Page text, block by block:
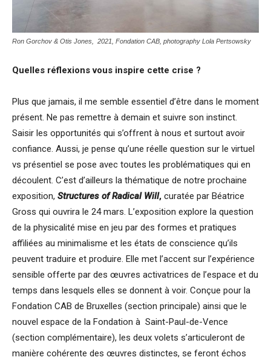
Ron Gorchov & Otis Jones, 2021, Fondation CAB, photography Lola Pertsowsky
Quelles réflexions vous inspire cette crise ?
Plus que jamais, il me semble essentiel d’être dans le moment
présent. Ne pas remettre à demain et suivre son instinct.
Saisir les opportunités qui s’offrent à nous et surtout avoir
confiance. Aussi, je pense qu’une réelle question sur le virtuel
vs présentiel se pose avec toutes les problématiques qui en
découlent. C’est d’ailleurs la thématique de notre prochaine
exposition, Structures of Radical Will, curatée par Béatrice
Gross qui ouvrira le 24 mars. L’exposition explore la question
de la physicalité mise en jeu par des formes et pratiques
affiliées au minimalisme et les états de conscience qu’ils
peuvent traduire et produire. Elle met l’accent sur l’expérience
sensible offerte par des œuvres activatrices de l’espace et du
temps dans lesquels elles se donnent à voir. Conçue pour la
Fondation CAB de Bruxelles (section principale) ainsi que le
nouvel espace de la Fondation à Saint-Paul-de-Vence
(section complémentaire), les deux volets s’articuleront de
manière cohérente des œuvres distinctes, se feront échos